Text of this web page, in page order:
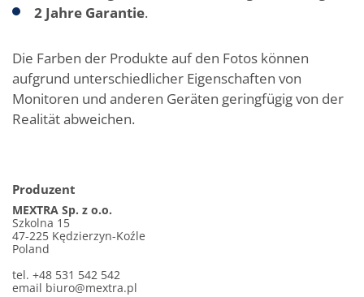
2 Jahre Garantie.
Die Farben der Produkte auf den Fotos können
aufgrund unterschiedlicher Eigenschaften von
Monitoren und anderen Geräten geringfügig von der
Realität abweichen.
Produzent
MEXTRA Sp. z o.o.
Szkolna 15
47-225 Kędzierzyn-Koźle
Poland
tel. +48 531 542 542
email biuro@mextra.pl